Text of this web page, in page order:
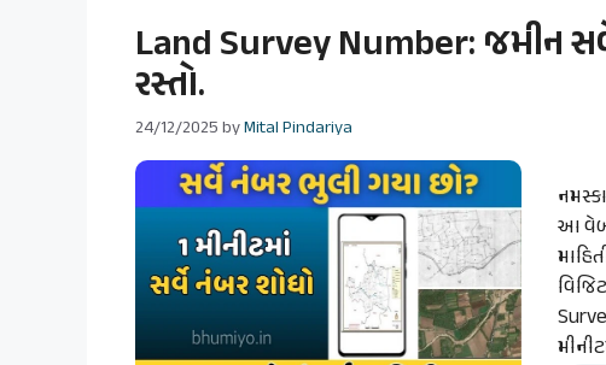
Land Survey Number: જમીન
રસ્તો.
24/12/2025byMital Pindariya
આ